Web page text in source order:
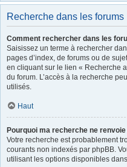
Recherche dans les forums
Comment rechercher dans les
Saisissez un terme à rechercher
pages d’index, de forums ou de
en cliquant sur le lien « Recherche
du forum. L’accès à la recherche
utilisés.
Haut
Pourquoi ma recherche ne
Votre recherche est probablement
courants non indexés par phpBB.
utilisant les options disponibles